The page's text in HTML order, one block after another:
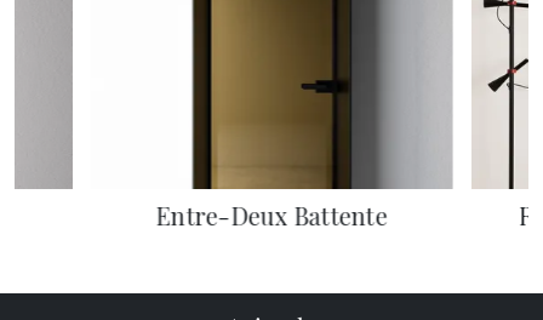
Entre-Deux Battente